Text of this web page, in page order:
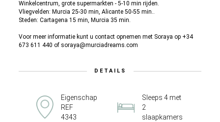
Winkelcentrum, grote supermarkten - 5-10 min rijden.
Vliegvelden: Murcia 25-30 min, Alicante 50-55 min..
Steden: Cartagena 15 min, Murcia 35 min.
Voor meer informatie kunt u contact opnemen met Soraya op +34
673 611 440 of soraya@murciadreams.com
DETAILS
Eigenschap
REF
4343
Sleeps 4 met
2
slaapkamers